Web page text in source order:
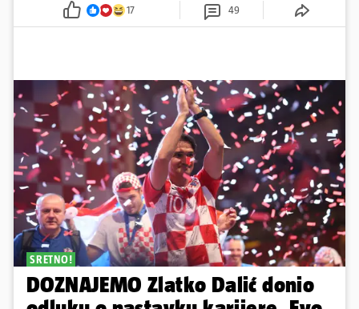
17 49
SRETNO!
DOZNAJEMO Zlatko Dalić donio